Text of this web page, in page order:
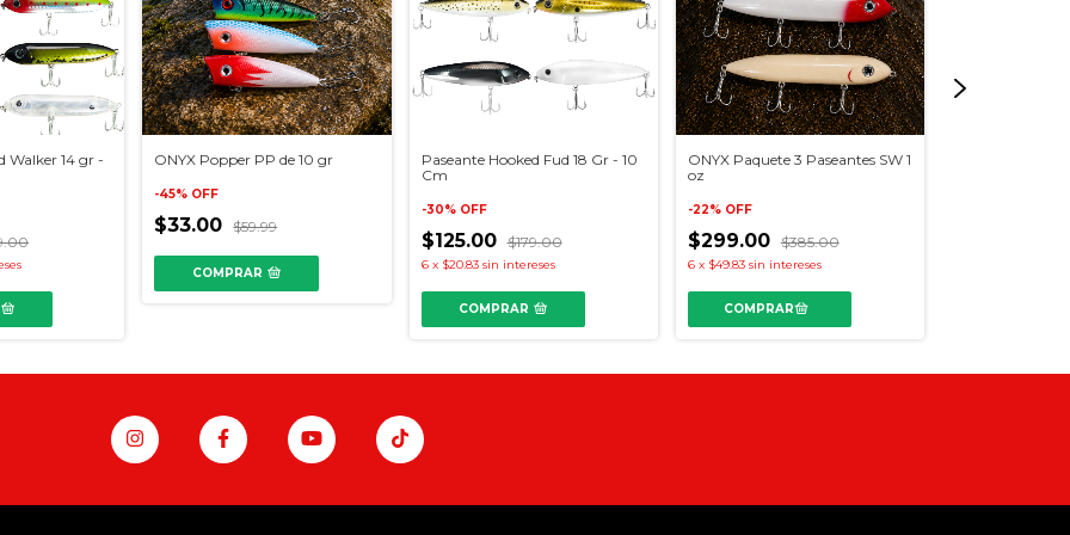
Walker 14 gr -
ONYX Popper PP de 10 gr
-45% OFF
$33.00 $59.99
COMPRAR
Paseante Hooked Fud 18 Gr - 10
Cm
-30% OFF
$125.00 $179.00
6 x $20.83 sin intereses
COMPRAR
ONYX Paquete 3 Paseantes SW 1
oz
-22% OFF
$299.00 $385.00
6 x $49.83 sin intereses